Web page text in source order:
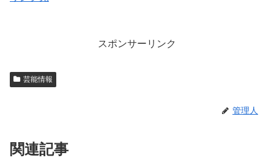
スポンサーリンク
芸能情報
管理人
関連記事